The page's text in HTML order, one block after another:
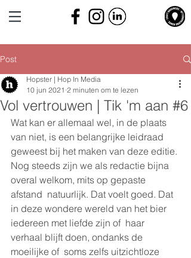
Post
Vol vertrouwen | Tik 'm aan #6
Hopster | Hop In Media
10 jun 2021 2 minuten om te lezen
Wat kan er allemaal wel, in de plaats
van niet, is een belangrijke leidraad
geweest bij het maken van deze editie.
Nog steeds zijn we als redactie bijna
overal welkom, mits op gepaste
afstand  natuurlijk. Dat voelt goed. Dat
in deze wondere wereld van het bier
iedereen met liefde zijn of  haar
verhaal blijft doen, ondanks de
moeilijke of  soms zelfs uitzichtloze